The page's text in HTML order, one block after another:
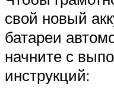
свой новый
батареи
начните с
инструкций: